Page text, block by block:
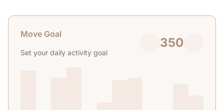
Move Goal
Set your daily activity goal
350